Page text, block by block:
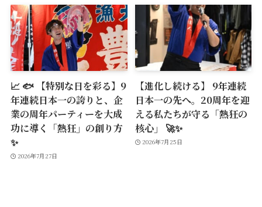
📈 🐟 【特別な日を彩る】9
年連続日本一の誇りと、企
業の周年パーティーを大成
功に導く「熱狂」の創り方
✨
2026年7月27日
【進化し続ける】 9年連続
日本一の先へ。20周年を迎
える私たちが守る「熱狂の
核心」 🚀✨
2026年7月25日